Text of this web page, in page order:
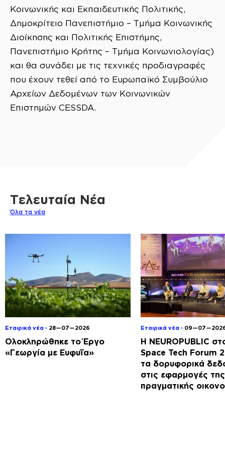
Κοινωνικής και Εκπαιδευτικής Πολιτικής,
Δημοκρίτειο Πανεπιστήμιο – Τμήμα Κοινωνικής
Διοίκησης και Πολιτικής Επιστήμης,
Πανεπιστήμιο Κρήτης – Τμήμα Κοινωνιολογίας)
και θα συνάδει με τις τεχνικές προδιαγραφές
που έχουν τεθεί από το Ευρωπαϊκό Συμβούλιο
Αρχείων Δεδομένων των Κοινωνικών
Επιστημών CESSDA.
Τελευταία Νέα
Όλα τα νέα
Εταιρικά νέα ◦ 28—07—2026
Ολοκληρώθηκε το Έργο
«Γεωργία με Ευφυΐα»
Εταιρικά νέα ◦
Η NEUROPUBLIC
Space Tech Forum
τα δορυφορικά
στις εφαρμογές της
πραγματικής